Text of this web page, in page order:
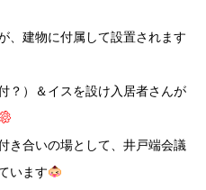
、建物に付属して設置されます
？）＆イスを設け入居者さんが
き合いの場として、井戸端会議
います